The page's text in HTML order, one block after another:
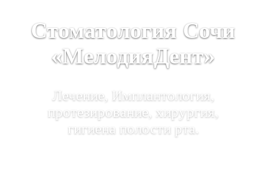
Стоматология Сочи
«МелодияДент»
Лечение, Имплантология,
протезирование, хирургия,
гигиена полости рта.